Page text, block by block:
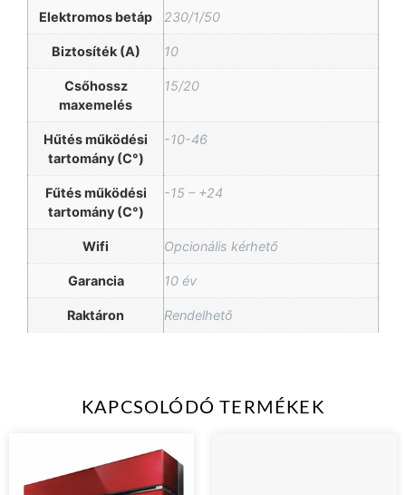
Elektromos betáp 230/1/50
Biztosíték (A) 10
Csőhossz
maxemelés
15/20
Hűtés működési
tartomány (C°)
-10-46
Fűtés működési
tartomány (C°)
-15 – +24
Wifi Opcionális kérhető
Garancia 10 év
Raktáron Rendelhető
KAPCSOLÓDÓ TERMÉKEK